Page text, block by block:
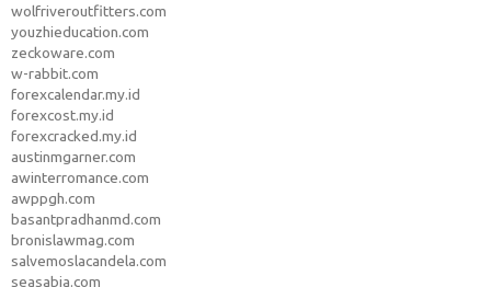
wolfriveroutfitters.com
youzhieducation.com
zeckoware.com
w-rabbit.com
forexcalendar.my.id
forexcost.my.id
forexcracked.my.id
austinmgarner.com
awinterromance.com
awppgh.com
basantpradhanmd.com
bronislawmag.com
salvemoslacandela.com
seasabia.com